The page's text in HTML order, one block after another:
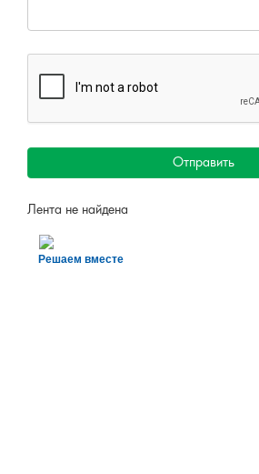
Отправить
Лента не найдена
Решаем вместе